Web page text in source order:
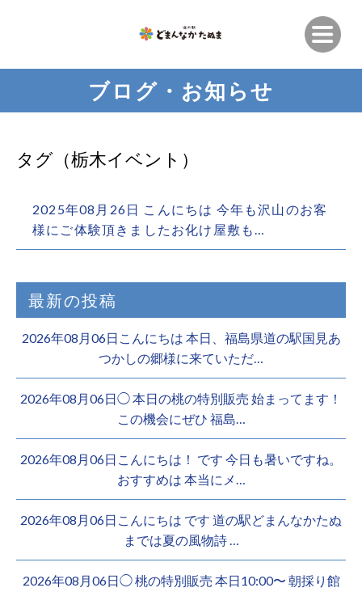
ブログ・お知らせ
タグ（栃木イベント）
2025年08月26日 こんにちは 今年も沢山のお客
様にご体験頂きましたお化け屋敷も…
最新の投稿
2026年08月06日こんにちは 本日、福島県道の駅国見あ
つかしの郷様に来ていただ…
2026年08月06日◯ 本日の桃の特別販売 始まってます！
この機会にぜひ 福島…
2026年08月06日こんにちは！ です 今日も暑いですね。
おすすめは 本当にメ…
2026年08月06日こんにちは︎ です️ 道の駅どまんなかたぬ
までは夏の風物詩 …
2026年08月06日◯ 桃の特別販売 本日10:00〜 朝採り館